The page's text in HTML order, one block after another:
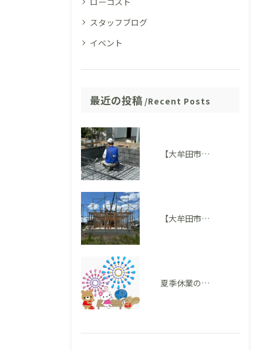
スタッフブログ
イベント
最近の投稿 Recent Posts
【大牟田市M様邸】配筋検査に適合しました。完成後には見えない部分も大切にしています
【大牟田市 T様邸】上棟を迎えました！いよいよ住まいの形が見えてきました
夏季休業のお知らせ